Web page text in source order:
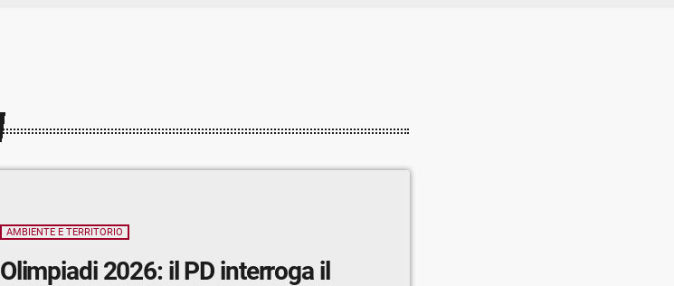
AMBIENTE E TERRITORIO
Olimpiadi 2026: il PD interroga il